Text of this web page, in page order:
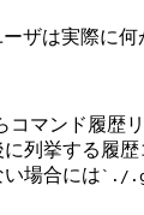
ザは実際に
マンド履歴
列挙する履
場合には`./